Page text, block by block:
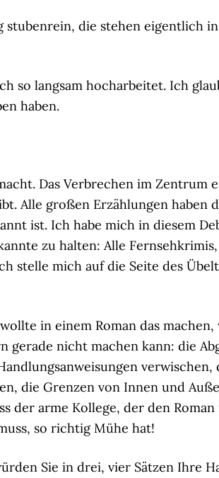
die stehen eigentlich
so langsam hocharbeitet. Ich
haben.
Das Verbrechen im Zentrum
Alle großen Erzählungen haben
ist. Ich habe mich in diesem
zu halten: Alle
stelle mich auf die Seite des
in einem Roman das machen,
gerade nicht machen kann: die
die Grenzen von Innen und
der arme Kollege, der den
so richtig Mühe hat!
Sie in drei, vier Sätzen Ihre